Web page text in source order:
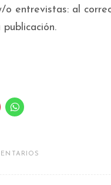
o entrevistas: al